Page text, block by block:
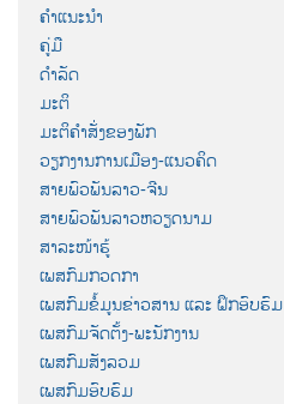
ຄຳແນະນຳ
ຄູ່ມື
ດຳລັດ
ມະຕິ
ມະຕິຄຳສັ່ງຂອງພັກ
ວຽກງານການເມືອງ-ແນວຄິດ
ສາຍພົວພັນລາວ-ຈີນ
ສາຍພົວພັນລາວຫວຽດນາມ
ສາລະໜ້າຮູ້
ເພສກົມກວດກາ
ເພສກົມຂໍ້ມູນຂ່າວສານ ແລະ ຝຶກອົບຮົມ
ເພສກົມຈັດຕັ້ງ-ພະນັກງານ
ເພສກົມສັງລວມ
ເພສກົມອົບຮົມ